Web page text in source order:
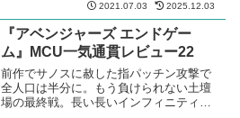
2021.07.03 2025.12.03
『アベンジャーズ エンドゲー
ム』MCU一気通貫レビュー22
前作でサノスに赦した指パッチン攻撃で
全人口は半分に。もう負けられない土壇
場の最終戦。長い長いインフィニティ・